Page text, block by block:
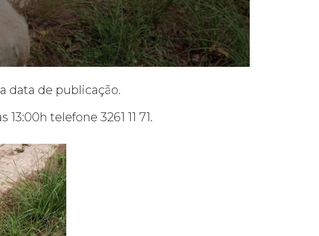
data de publicação.
telefone 3261 11 71.